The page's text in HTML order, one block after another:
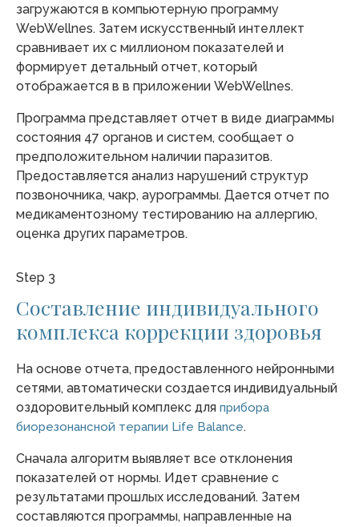
загружаются в компьютерную программу
WebWellnes. Затем искусственный интеллект
сравнивает их с миллионом показателей и
формирует детальный отчет, который
отображается в в приложении WebWellnes.
Программа представляет отчет в виде диаграммы
состояния 47 органов и систем, сообщает о
предположительном наличии паразитов.
Предоставляется анализ нарушений структур
позвоночника, чакр, аурограммы. Дается отчет по
медикаментозному тестированию на аллергию,
оценка других параметров.
Step 3
Составление индивидуального
комплекса коррекции здоровья
На основе отчета, предоставленного нейронными
сетями, автоматически создается индивидуальный
оздоровительный комплекс для прибора
биорезонансной терапии Life Balance.
Сначала алгоритм выявляет все отклонения
показателей от нормы. Идет сравнение с
результатами прошлых исследований. Затем
составляются программы, направленные на